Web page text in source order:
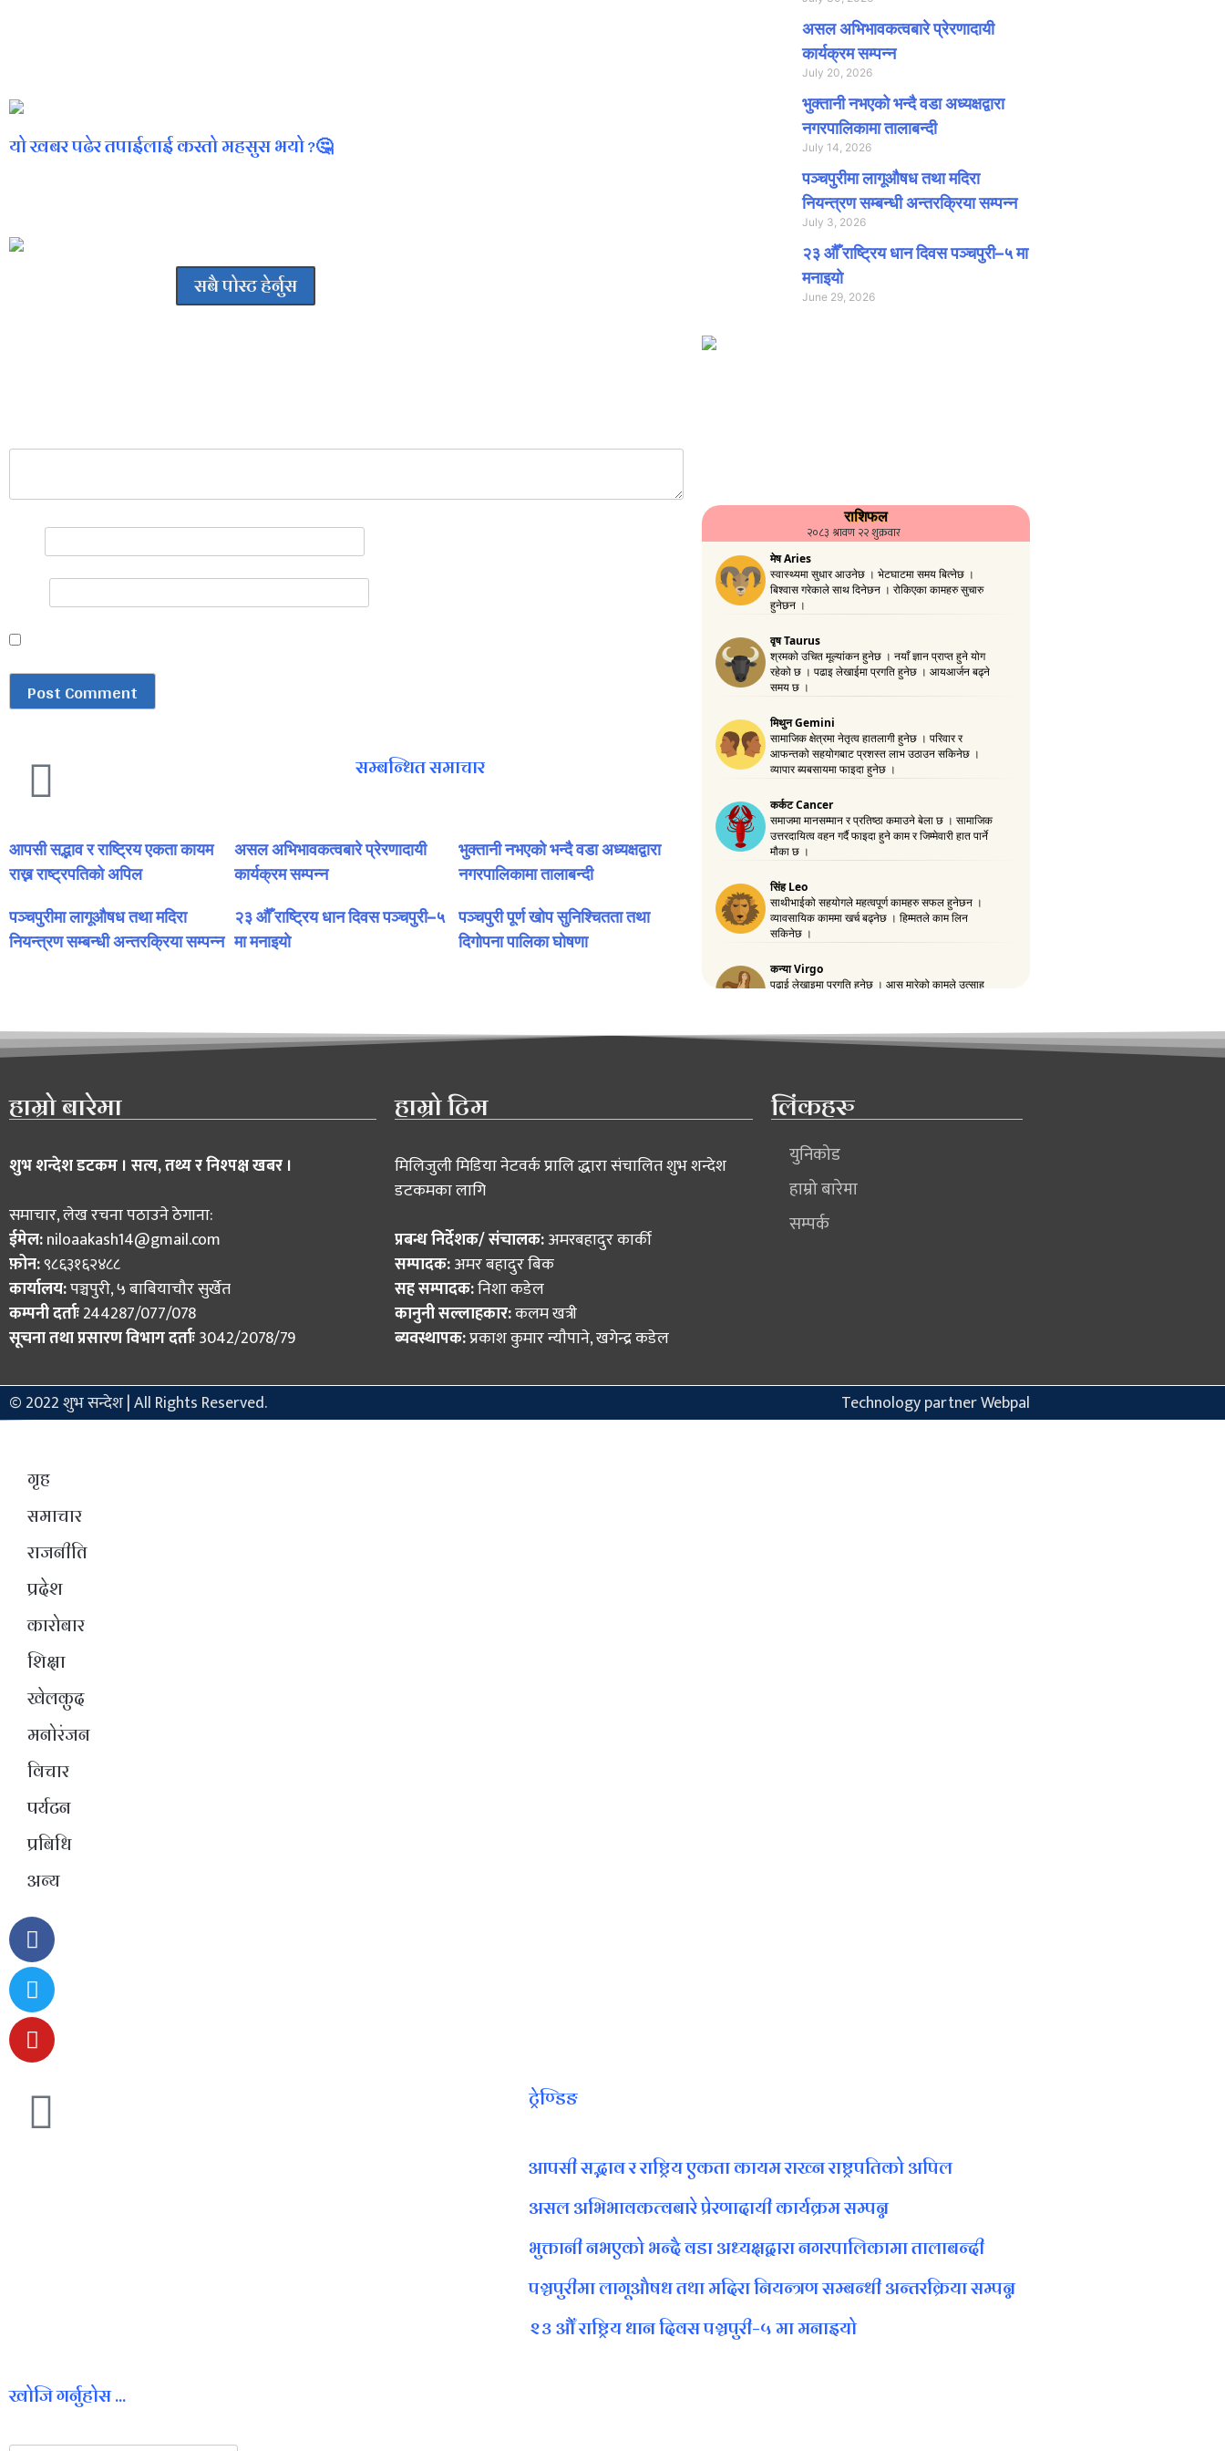
यो खबर पढेर तपाईलाई कस्तो महसुस भयो ?🤔
सबै पोस्ट हेर्नुस
सम्बन्धित समाचार
आपसी सद्भाव र राष्ट्रिय एकता कायम
राख्न राष्ट्रपतिको अपिल
असल अभिभावकत्वबारे प्रेरणादायी
कार्यक्रम सम्पन्न
भुक्तानी नभएको भन्दै वडा अध्यक्षद्वारा
नगरपालिकामा तालाबन्दी
पञ्चपुरीमा लागूऔषध तथा मदिरा
नियन्त्रण सम्बन्धी अन्तरक्रिया सम्पन्न
२३ औँ राष्ट्रिय धान दिवस पञ्चपुरी–५
मा मनाइयाे
पञ्चपुरी पूर्ण खोप सुनिश्चितता तथा
दिगोपना पालिका घोषणा
असल अभिभावकत्वबारे प्रेरणादायी
कार्यक्रम सम्पन्न
July 20, 2026
भुक्तानी नभएको भन्दै वडा अध्यक्षद्वारा
नगरपालिकामा तालाबन्दी
July 14, 2026
पञ्चपुरीमा लागूऔषध तथा मदिरा
नियन्त्रण सम्बन्धी अन्तरक्रिया सम्पन्न
July 3, 2026
२३ औँ राष्ट्रिय धान दिवस पञ्चपुरी–५ मा
मनाइयाे
June 29, 2026
हाम्रो बारेमा
शुभ शन्देश डटकम । सत्य, तथ्य र निश्पक्ष खबर ।
समाचार, लेख रचना पठाउने ठेगाना:
ईमेल:niloaakash14@gmail.com
फ़ोन:९८६३१६२४८८
कार्यालय:पञ्चपुरी, ५ बाबियाचौर सुर्खेत
कम्पनी दर्ताः244287/077/078
सूचना तथा प्रसारण विभाग दर्ताः3042/2078/79
हाम्रो टिम
मिलिजुली मिडिया नेटवर्क प्रालि द्धारा संचालित शुभ शन्देश
डटकमका लागि
प्रबन्ध निर्देशक/ संचालक:अमरबहादुर कार्की
सम्पादक:अमर बहादुर बिक
सह सम्पादक:निशा कडेल
कानुनी सल्लाहकार:कलम खत्री
ब्यवस्थापक:प्रकाश कुमार न्याैपाने, खगेन्द्र कडेल
लिंकहरु
युनिकोड
हाम्रो बारेमा
सम्पर्क
© 2022 शुभ सन्देश | All Rights Reserved. Technology partner Webpal
गृह
समाचार
राजनीति
प्रदेश
कारोबार
शिक्षा
खेलकुद
मनोरंजन
विचार
पर्यटन
प्रबिधि
अन्य
ट्रेण्डिङ
आपसी सद्भाव र राष्ट्रिय एकता कायम राख्न राष्ट्रपतिको अपिल
असल अभिभावकत्वबारे प्रेरणादायी कार्यक्रम सम्पन्न
भुक्तानी नभएको भन्दै वडा अध्यक्षद्वारा नगरपालिकामा तालाबन्दी
पञ्चपुरीमा लागूऔषध तथा मदिरा नियन्त्रण सम्बन्धी अन्तरक्रिया सम्पन्न
२३ औँ राष्ट्रिय धान दिवस पञ्चपुरी–५ मा मनाइयाे
खोजि गर्नुहोस ...